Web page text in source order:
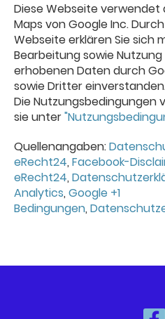
Diese Webseite verwendet
Maps von Google Inc.
Webseite erklären Sie sich
Bearbeitung sowie
erhobenen Daten durch
sowie Dritter
Die Nutzungsbedingungen
sie unter
Quellenangaben:
eRecht24, Facebook-
eRecht24,
Analytics, Google +1
Bedingungen,